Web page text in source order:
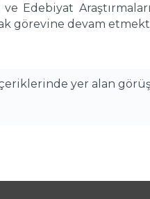
ve Edebiyat
görevine devam
yer alan